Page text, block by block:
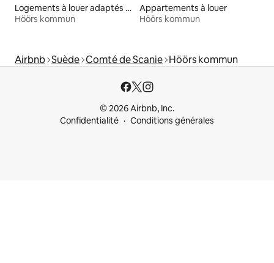
Logements à louer adaptés aux animaux
Höörs kommun
Appartements à louer
Höörs kommun
Airbnb Suède Comté de Scanie Höörs kommun
© 2026 Airbnb, Inc.
Confidentialité
Conditions générales